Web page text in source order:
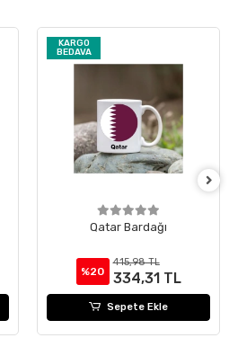
KARGO
BEDAVA
Qatar Bardağı
%20
415,98 TL
334,31 TL
Sepete Ekle